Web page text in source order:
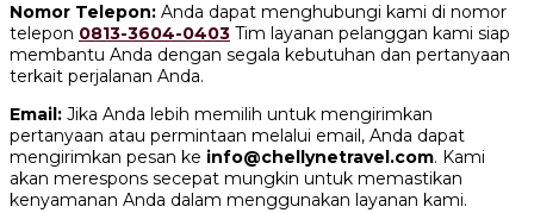
Nomor Telepon: Anda dapat menghubungi kami di nomor
telepon 0813-3604-0403 Tim layanan pelanggan kami siap
membantu Anda dengan segala kebutuhan dan pertanyaan
terkait perjalanan Anda.
Email: Jika Anda lebih memilih untuk mengirimkan
pertanyaan atau permintaan melalui email, Anda dapat
mengirimkan pesan ke info@chellynetravel.com. Kami
akan merespons secepat mungkin untuk memastikan
kenyamanan Anda dalam menggunakan layanan kami.